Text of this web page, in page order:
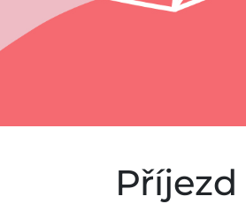
Příjezd